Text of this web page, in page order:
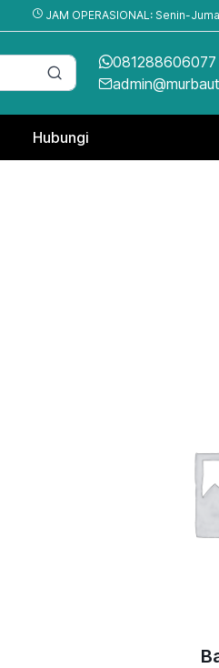
JAM OPERASIONAL: Senin-
081288606077
Hubungi